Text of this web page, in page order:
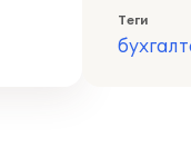
Теги